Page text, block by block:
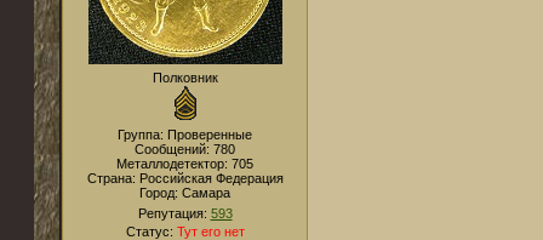
Полковник
Группа: Проверенные
Сообщений: 780
Металлодетектор: 705
Страна: Российская Федерация
Город: Самара
Репутация: 593
Статус: Тут его нет